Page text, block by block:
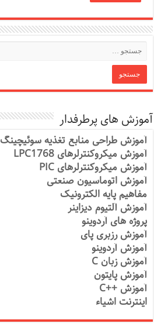
آموزش های پرطرفدار
آموزش طراحی منابع تغذیه سوئیچینگ
آموزش میکروکنترلرهای LPC1768
آموزش میکروکنترلرهای PIC
آموزش اتوماسیون صنعتی
مفاهیم پایه الکترونیک
آموزش آلتیوم دیزاینر
پروژه های آردوینو
آموزش رزبری پای
آموزش آردوینو
آموزش زبان C
آموزش پایتون
آموزش ++C
اینترنت اشیاء